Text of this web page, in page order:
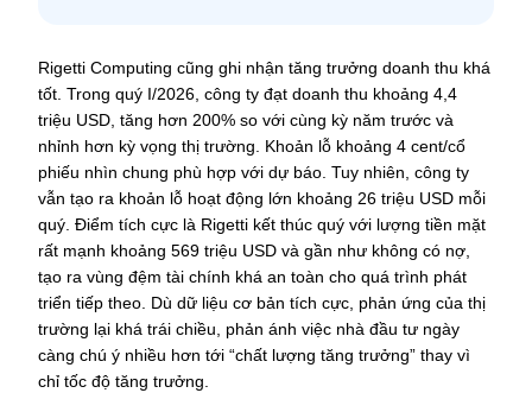
Rigetti Computing cũng ghi nhận tăng trưởng doanh thu khá
tốt. Trong quý I/2026, công ty đạt doanh thu khoảng 4,4
triệu USD, tăng hơn 200% so với cùng kỳ năm trước và
nhỉnh hơn kỳ vọng thị trường. Khoản lỗ khoảng 4 cent/cổ
phiếu nhìn chung phù hợp với dự báo. Tuy nhiên, công ty
vẫn tạo ra khoản lỗ hoạt động lớn khoảng 26 triệu USD mỗi
quý. Điểm tích cực là Rigetti kết thúc quý với lượng tiền mặt
rất mạnh khoảng 569 triệu USD và gần như không có nợ,
tạo ra vùng đệm tài chính khá an toàn cho quá trình phát
triển tiếp theo. Dù dữ liệu cơ bản tích cực, phản ứng của thị
trường lại khá trái chiều, phản ánh việc nhà đầu tư ngày
càng chú ý nhiều hơn tới “chất lượng tăng trưởng” thay vì
chỉ tốc độ tăng trưởng.